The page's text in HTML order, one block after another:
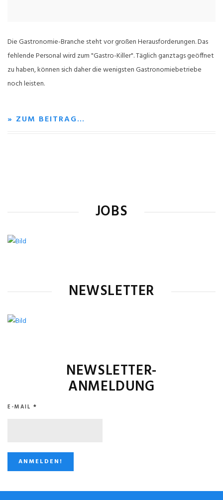
Die Gastronomie-Branche steht vor großen Herausforderungen. Das
fehlende Personal wird zum "Gastro-Killer". Täglich ganztags geöffnet
zu haben, können sich daher die wenigsten Gastronomiebetriebe
noch leisten.
» ZUM BEITRAG…
JOBS
NEWSLETTER
NEWSLETTER-
ANMELDUNG
E-MAIL *